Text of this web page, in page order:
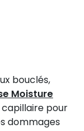
bouclés,
Moisture
pour
dommages